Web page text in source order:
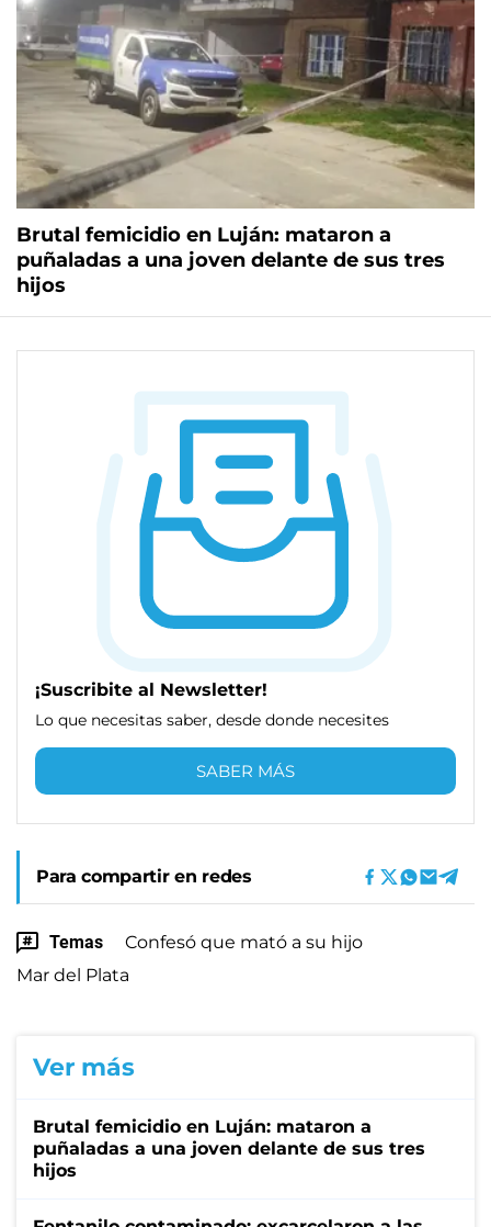
Brutal femicidio en Luján: mataron a
puñaladas a una joven delante de sus tres
hijos
¡Suscribite al Newsletter!
Lo que necesitas saber, desde donde necesites
SABER MÁS
Para compartir en redes
Temas
Confesó que mató a su hijo
Mar del Plata
Ver más
Brutal femicidio en Luján: mataron a
puñaladas a una joven delante de sus tres
hijos